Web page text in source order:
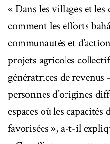
« Dans les villages et
comment les efforts
communautés et
projets agricoles
génératrices de revenus
personnes d’origines
espaces où les
favorisées », a-t-il